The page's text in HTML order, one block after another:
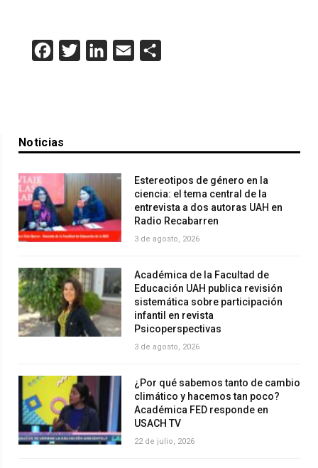
Facebook
Twitter LinkedInEmail
Noticias
Estereotipos de género en la
ciencia: el tema central de la
entrevista a dos autoras UAH en
Radio Recabarren
3 de agosto, 2026
Académica de la Facultad de
Educación UAH publica revisión
sistemática sobre participación
infantil en revista
Psicoperspectivas
3 de agosto, 2026
¿Por qué sabemos tanto de cambio
climático y hacemos tan poco?
Académica FED responde en
USACH TV
22 de julio, 2026